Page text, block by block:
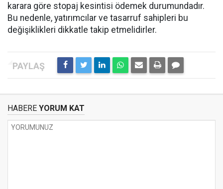
karara göre stopaj kesintisi ödemek durumundadır.
Bu nedenle, yatırımcılar ve tasarruf sahipleri bu
değişiklikleri dikkatle takip etmelidirler.
HABERE YORUM KAT